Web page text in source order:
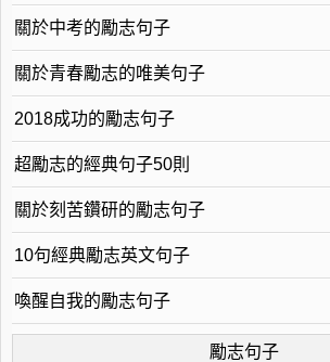
關於中考的勵志句子
關於青春勵志的唯美句子
2018成功的勵志句子
超勵志的經典句子50則
關於刻苦鑽研的勵志句子
10句經典勵志英文句子
喚醒自我的勵志句子
勵志句子